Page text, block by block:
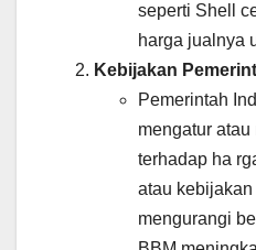
seperti Shell
harga jualnya
Kebijakan
Pemerintah
mengatur
terhadap ha
atau
mengurangi